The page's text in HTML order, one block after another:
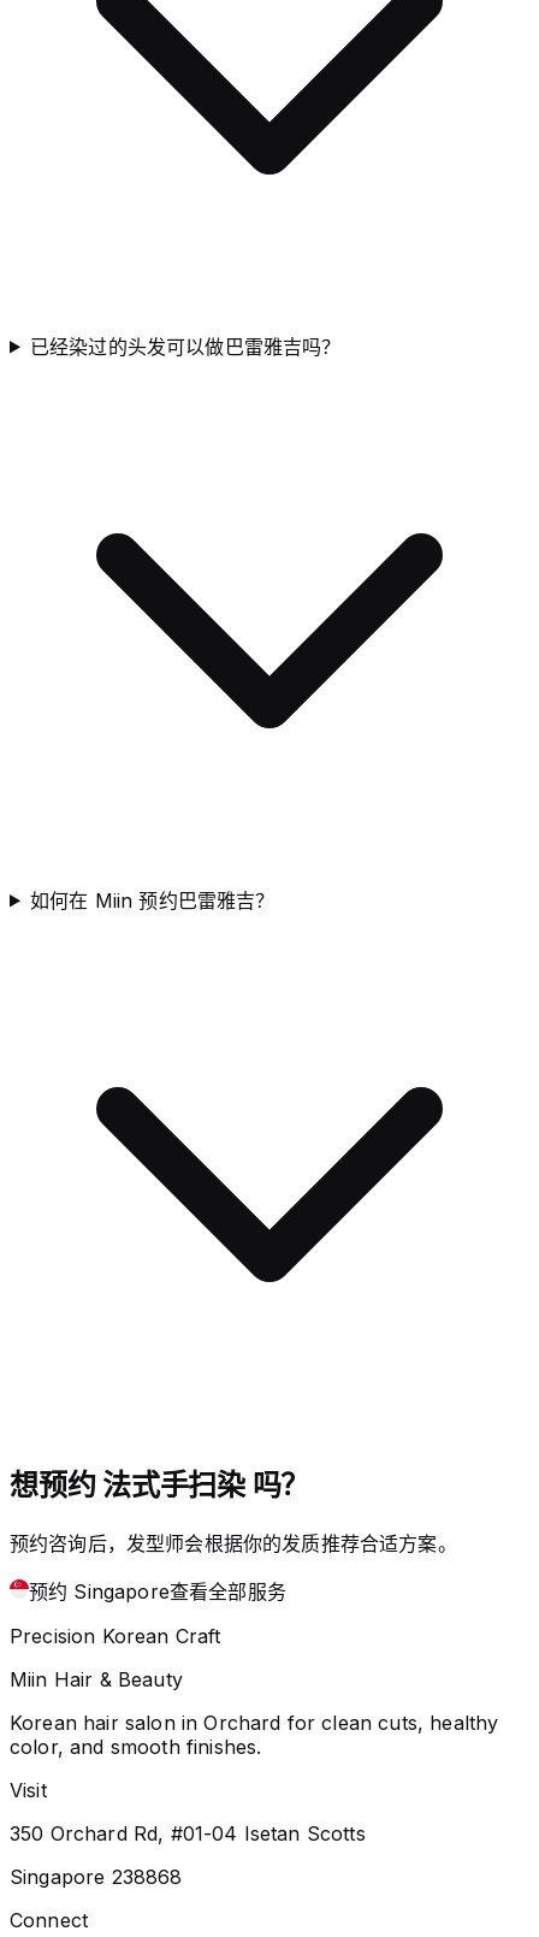
已经染过的头发可以做巴雷雅吉吗？
如何在 Miin 预约巴雷雅吉？
想预约 法式手扫染 吗？
预约咨询后，发型师会根据你的发质推荐合适方案。
预约 Singapore查看全部服务
Precision Korean Craft
Miin Hair & Beauty
Korean hair salon in Orchard for clean cuts, healthy
color, and smooth finishes.
Visit
350 Orchard Rd, #01-04 Isetan Scotts
Singapore 238868
Connect